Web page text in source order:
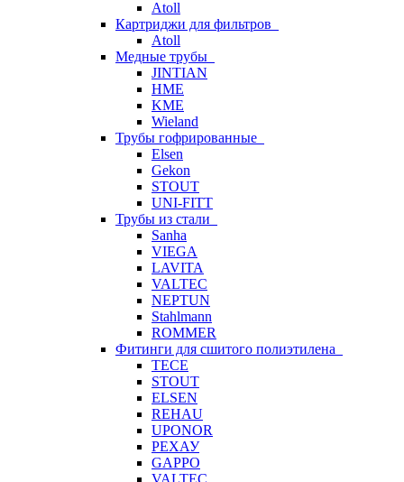
Atoll
Картриджи для фильтров
Atoll
Медные трубы
JINTIAN
HME
KME
Wieland
Трубы гофрированные
Elsen
Gekon
STOUT
UNI-FITT
Трубы из стали
Sanha
VIEGA
LAVITA
VALTEC
NEPTUN
Stahlmann
ROMMER
Фитинги для сшитого полиэтилена
TECE
STOUT
ELSEN
REHAU
UPONOR
РЕХАУ
GAPPO
VALTEC